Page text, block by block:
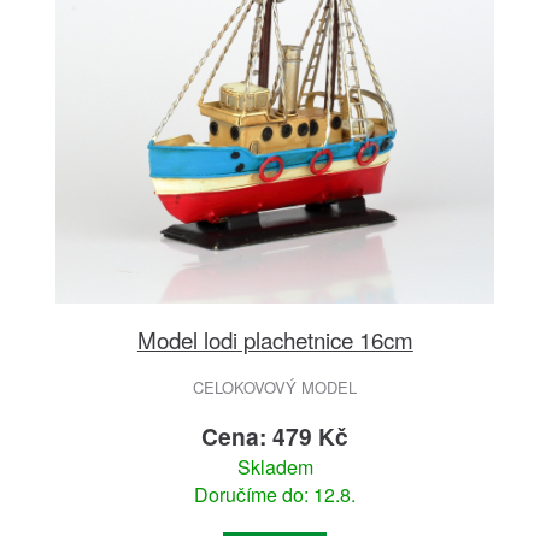
Model lodi plachetnice 16cm
CELOKOVOVÝ MODEL
Cena: 479 Kč
Skladem
Doručíme do: 12.8.